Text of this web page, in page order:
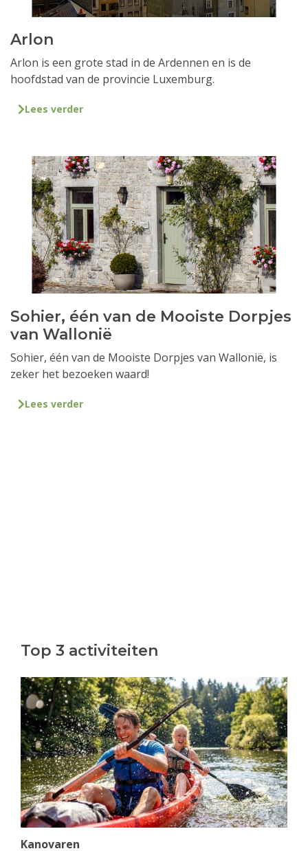
Arlon
Arlon is een grote stad in de Ardennen en is de
hoofdstad van de provincie Luxemburg.
Lees verder
Sohier, één van de Mooiste Dorpjes
van Wallonië
Sohier, één van de Mooiste Dorpjes van Wallonië, is
zeker het bezoeken waard!
Lees verder
Top 3 activiteiten
Kanovaren